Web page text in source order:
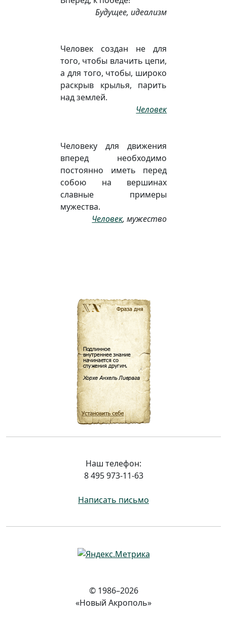
Будущее, идеализм
Человек создан не для
того, чтобы влачить цепи,
а для того, чтобы, широко
раскрыв крылья, парить
над землей.
Человек
Человеку для движения
вперед необходимо
постоянно иметь перед
собою на вершинах
славные примеры
мужества.
Человек, мужество
Наш телефон:
8 495 973-11-63
Написать письмо
© 1986–2026
«Новый Акрополь»